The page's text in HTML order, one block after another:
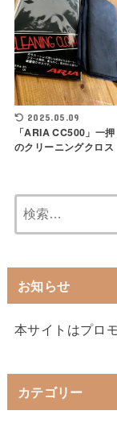
2025.05.09
「ARIA CC500」一
のクリーニングクロス
お知らせ
本サイトはプロ
カテゴリー